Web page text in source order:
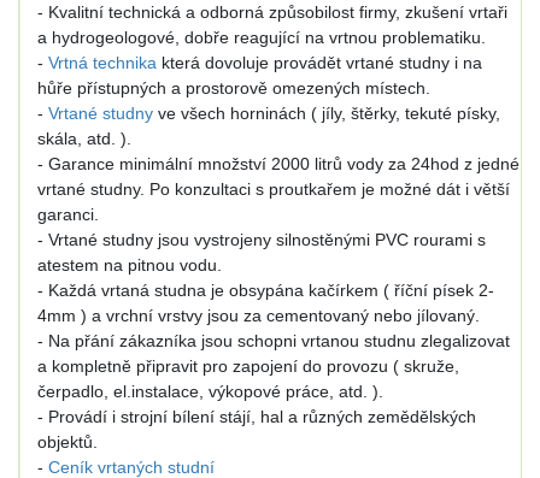
- Kvalitní technická a odborná způsobilost firmy, zkušení vrtaři
a hydrogeologové, dobře reagující na vrtnou problematiku.
- Vrtná technika která dovoluje provádět vrtané studny i na
hůře přístupných a prostorově omezených místech.
- Vrtané studny ve všech horninách ( jíly, štěrky, tekuté písky,
skála, atd. ).
- Garance minimální množství 2000 litrů vody za 24hod z jedné
vrtané studny. Po konzultaci s proutkařem je možné dát i větší
garanci.
- Vrtané studny jsou vystrojeny silnostěnými PVC rourami s
atestem na pitnou vodu.
- Každá vrtaná studna je obsypána kačírkem ( říční písek 2-
4mm ) a vrchní vrstvy jsou za cementovaný nebo jílovaný.
- Na přání zákazníka jsou schopni vrtanou studnu zlegalizovat
a kompletně připravit pro zapojení do provozu ( skruže,
čerpadlo, el.instalace, výkopové práce, atd. ).
- Provádí i strojní bílení stájí, hal a různých zemědělských
objektů.
- Ceník vrtaných studní